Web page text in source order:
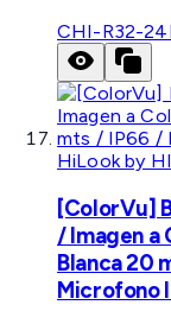
CHI-R32-
HiLook by
[ColorVu]
/ Imagen a
Blanca 20
Microfono